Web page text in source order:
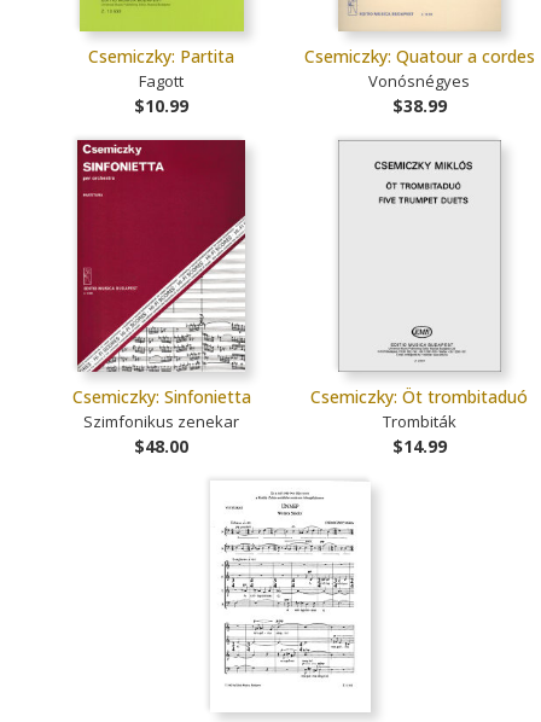
Csemiczky: Partita
Fagott
$10.99
Csemiczky: Quatour a cordes
Vonósnégyes
$38.99
Csemiczky: Sinfonietta
Szimfonikus zenekar
$48.00
Csemiczky: Öt trombitaduó
Trombiták
$14.99